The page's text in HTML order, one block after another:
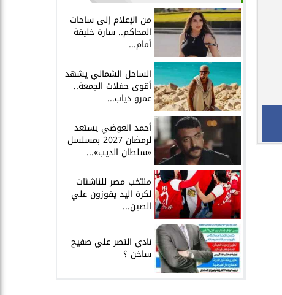
من الإعلام إلى ساحات
المحاكم.. سارة خليفة
أمام...
الساحل الشمالي يشهد
أقوى حفلات الجمعة..
عمرو دياب...
أحمد العوضي يستعد
لرمضان 2027 بمسلسل
«سلطان الديب»...
منتخب مصر للناشئات
لكرة اليد يفوزون علي
الصين...
نادي النصر علي صفيح
ساخن ؟